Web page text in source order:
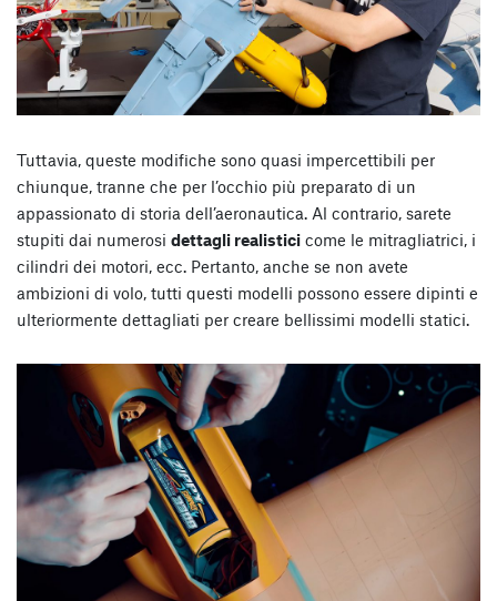
Tuttavia, queste modifiche sono quasi impercettibili per
chiunque, tranne che per l’occhio più preparato di un
appassionato di storia dell’aeronautica. Al contrario, sarete
stupiti dai numerosi dettagli realistici come le mitragliatrici, i
cilindri dei motori, ecc. Pertanto, anche se non avete
ambizioni di volo, tutti questi modelli possono essere dipinti e
ulteriormente dettagliati per creare bellissimi modelli statici.